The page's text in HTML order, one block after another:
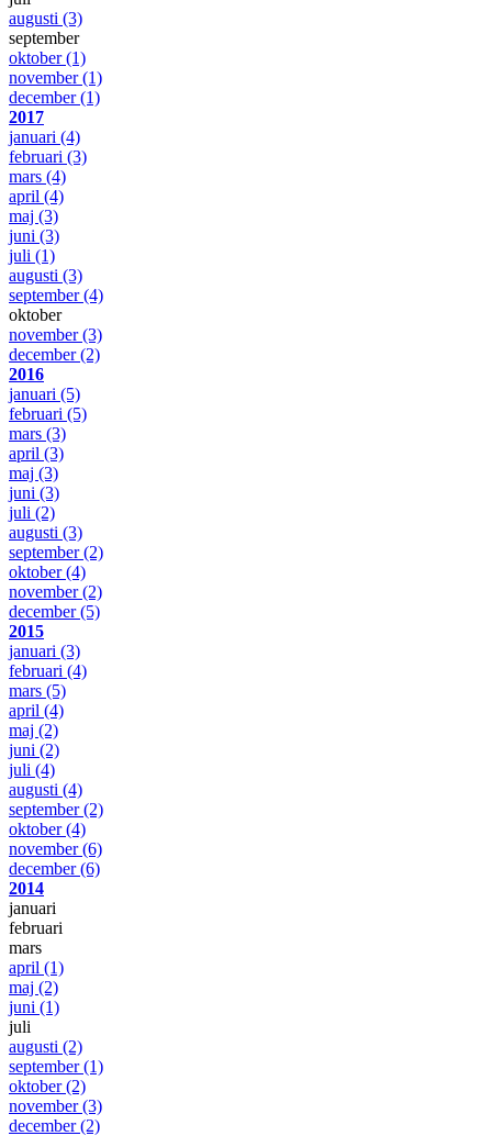
augusti (3)
september
oktober(1)
november(1)
december(1)
2017
januari (4)
februari (3)
mars (4)
april (4)
maj (3)
juni (3)
juli (1)
augusti (3)
september(4)
oktober
november(3)
december(2)
2016
januari (5)
februari (5)
mars (3)
april (3)
maj (3)
juni (3)
juli (2)
augusti (3)
september(2)
oktober(4)
november(2)
december(5)
2015
januari (3)
februari (4)
mars (5)
april (4)
maj (2)
juni (2)
juli (4)
augusti (4)
september(2)
oktober(4)
november(6)
december(6)
2014
januari
februari
mars
april (1)
maj (2)
juni (1)
juli
augusti (2)
september(1)
oktober(2)
november(3)
december(2)